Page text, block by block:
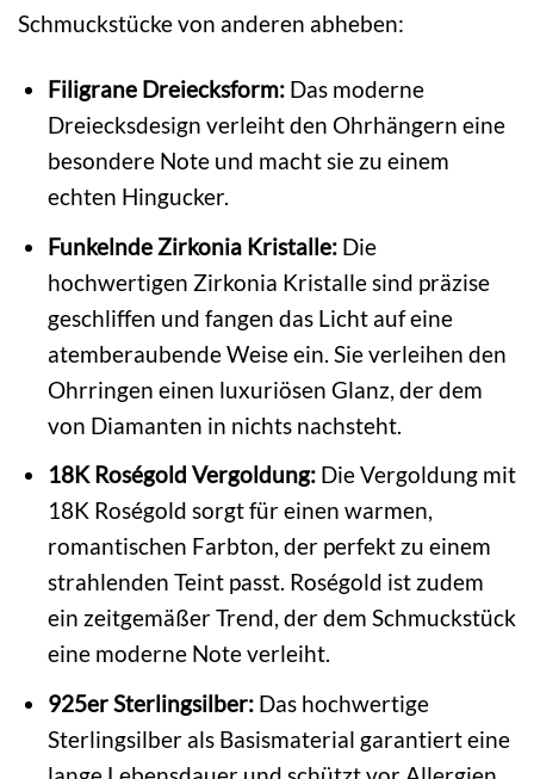
Schmuckstücke von anderen abheben:
Filigrane Dreiecksform:Das moderne
Dreiecksdesign verleiht den Ohrhängern eine
besondere Note und macht sie zu einem
echten Hingucker.
Funkelnde Zirkonia Kristalle:Die
hochwertigen Zirkonia Kristalle sind präzise
geschliffen und fangen das Licht auf eine
atemberaubende Weise ein. Sie verleihen den
Ohrringen einen luxuriösen Glanz, der dem
von Diamanten in nichts nachsteht.
18K Roségold Vergoldung:Die Vergoldung mit
18K Roségold sorgt für einen warmen,
romantischen Farbton, der perfekt zu einem
strahlenden Teint passt. Roségold ist zudem
ein zeitgemäßer Trend, der dem Schmuckstück
eine moderne Note verleiht.
925er Sterlingsilber:Das hochwertige
Sterlingsilber als Basismaterial garantiert eine